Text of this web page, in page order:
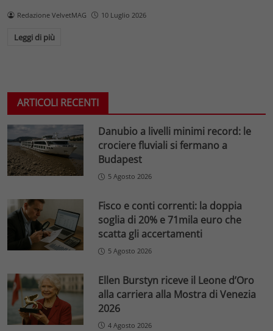
Redazione VelvetMAG 10 Luglio 2026
Leggi di più
ARTICOLI RECENTI
Danubio a livelli minimi record: le
crociere fluviali si fermano a
Budapest
5 Agosto 2026
Fisco e conti correnti: la doppia
soglia di 20% e 71mila euro che
scatta gli accertamenti
5 Agosto 2026
Ellen Burstyn riceve il Leone d’Oro
alla carriera alla Mostra di Venezia
2026
4 Agosto 2026